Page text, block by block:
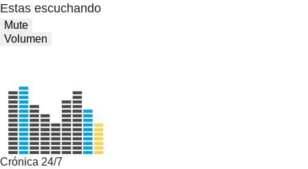
Estas escuchando
Mute
Volumen
Crónica 24/7